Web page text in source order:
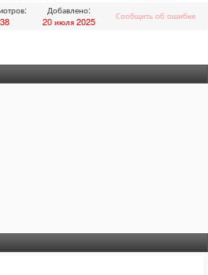
Добавлено:
20 июля 2025
Сообщить об ошибке